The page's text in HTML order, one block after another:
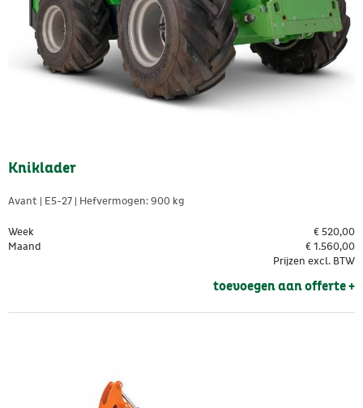
Kniklader
Avant | E5-27 | Hefvermogen: 900 kg
Week € 520,00
Maand
€ 1.560,00
Prijzen excl. BTW
toevoegen aan offerte +